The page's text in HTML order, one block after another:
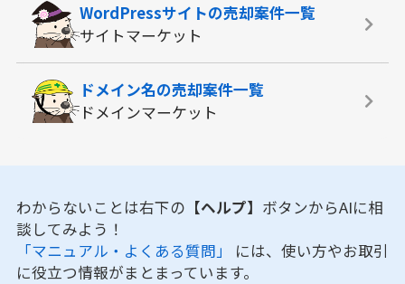
WordPressサイトの売却案件一覧
サイトマーケット
ドメイン名の売却案件一覧
ドメインマーケット
わからないことは右下の 【ヘルプ】 ボタンからAIに相
談してみよう！
「マニュアル・よくある質問」 には、使い方やお取引
に役立つ情報がまとまっています。